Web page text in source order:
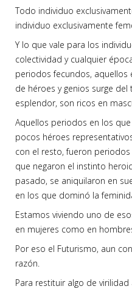
Todo individuo
individuo exclusivamente
Y lo que vale para los
colectividad y cualquier
periodos fecundos, aquellos
de héroes y genios surge
esplendor, son ricos en
Aquellos periodos en los
pocos héroes
con el resto, fueron
que negaron el instinto
pasado, se aniquilaron en
en los que dominó la
Estamos viviendo uno de
en mujeres como en
Por eso el Futurismo, aun
razón.
Para restituir algo de